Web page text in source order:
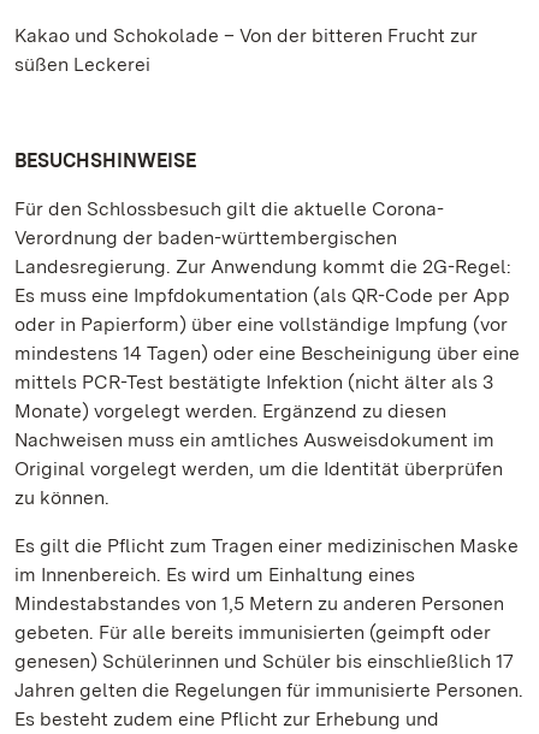
Kakao und Schokolade – Von der bitteren Frucht zur
süßen Leckerei
BESUCHSHINWEISE
Für den Schlossbesuch gilt die aktuelle Corona-
Verordnung der baden-württembergischen
Landesregierung. Zur Anwendung kommt die 2G-Regel:
Es muss eine Impfdokumentation (als QR-Code per App
oder in Papierform) über eine vollständige Impfung (vor
mindestens 14 Tagen) oder eine Bescheinigung über eine
mittels PCR-Test bestätigte Infektion (nicht älter als 3
Monate) vorgelegt werden. Ergänzend zu diesen
Nachweisen muss ein amtliches Ausweisdokument im
Original vorgelegt werden, um die Identität überprüfen
zu können.
Es gilt die Pflicht zum Tragen einer medizinischen Maske
im Innenbereich. Es wird um Einhaltung eines
Mindestabstandes von 1,5 Metern zu anderen Personen
gebeten. Für alle bereits immunisierten (geimpft oder
genesen) Schülerinnen und Schüler bis einschließlich 17
Jahren gelten die Regelungen für immunisierte Personen.
Es besteht zudem eine Pflicht zur Erhebung und